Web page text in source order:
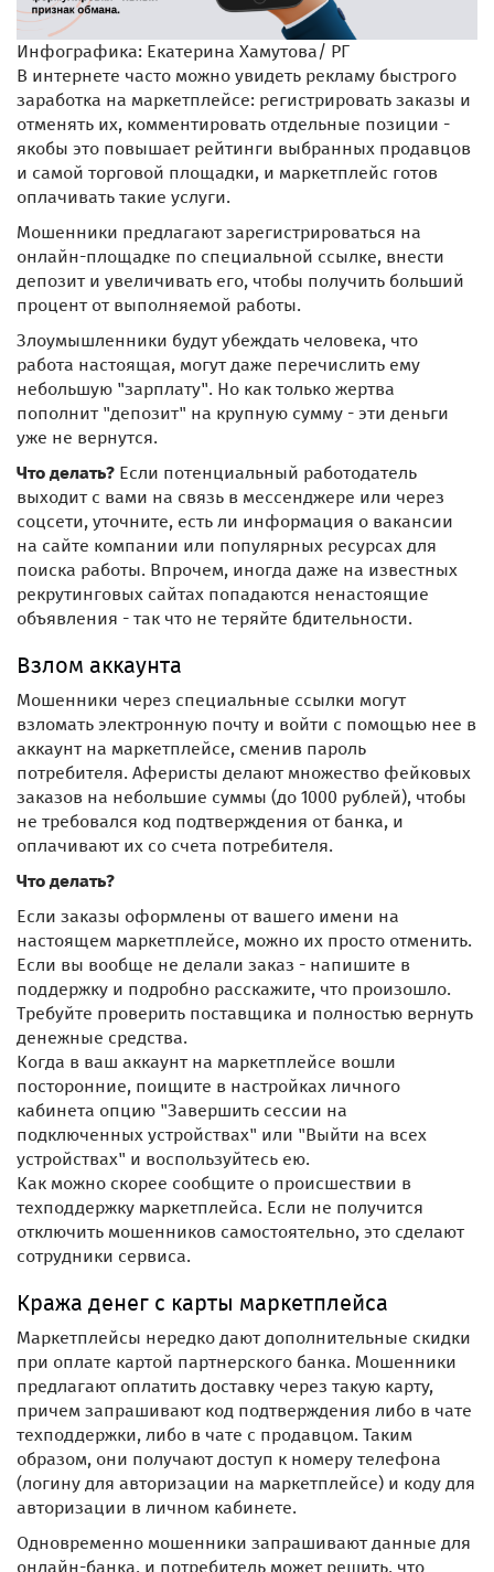
Инфографика: Екатерина Хамутова/ РГ
В интернете часто можно увидеть рекламу быстрого
заработка на маркетплейсе: регистрировать заказы и
отменять их, комментировать отдельные позиции -
якобы это повышает рейтинги выбранных продавцов
и самой торговой площадки, и маркетплейс готов
оплачивать такие услуги.
Мошенники предлагают зарегистрироваться на
онлайн-площадке по специальной ссылке, внести
депозит и увеличивать его, чтобы получить больший
процент от выполняемой работы.
Злоумышленники будут убеждать человека, что
работа настоящая, могут даже перечислить ему
небольшую "зарплату". Но как только жертва
пополнит "депозит" на крупную сумму - эти деньги
уже не вернутся.
Что делать? Если потенциальный работодатель
выходит с вами на связь в мессенджере или через
соцсети, уточните, есть ли информация о вакансии
на сайте компании или популярных ресурсах для
поиска работы. Впрочем, иногда даже на известных
рекрутинговых сайтах попадаются ненастоящие
объявления - так что не теряйте бдительности.
Взлом аккаунта
Мошенники через специальные ссылки могут
взломать электронную почту и войти с помощью нее в
аккаунт на маркетплейсе, сменив пароль
потребителя. Аферисты делают множество фейковых
заказов на небольшие суммы (до 1000 рублей), чтобы
не требовался код подтверждения от банка, и
оплачивают их со счета потребителя.
Что делать?
Если заказы оформлены от вашего имени на
настоящем маркетплейсе, можно их просто отменить.
Если вы вообще не делали заказ - напишите в
поддержку и подробно расскажите, что произошло.
Требуйте проверить поставщика и полностью вернуть
денежные средства.
Когда в ваш аккаунт на маркетплейсе вошли
посторонние, поищите в настройках личного
кабинета опцию "Завершить сессии на
подключенных устройствах" или "Выйти на всех
устройствах" и воспользуйтесь ею.
Как можно скорее сообщите о происшествии в
техподдержку маркетплейса. Если не получится
отключить мошенников самостоятельно, это сделают
сотрудники сервиса.
Кража денег с карты маркетплейса
Маркетплейсы нередко дают дополнительные скидки
при оплате картой партнерского банка. Мошенники
предлагают оплатить доставку через такую карту,
причем запрашивают код подтверждения либо в чате
техподдержки, либо в чате с продавцом. Таким
образом, они получают доступ к номеру телефона
(логину для авторизации на маркетплейсе) и коду для
авторизации в личном кабинете.
Одновременно мошенники запрашивают данные для
онлайн-банка, и потребитель может решить, что